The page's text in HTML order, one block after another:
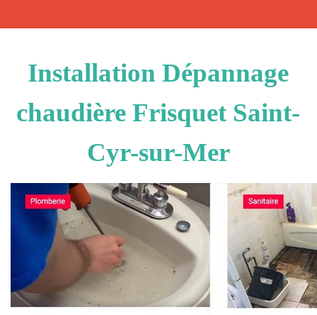
Installation Dépannage
chaudière Frisquet Saint-
Cyr-sur-Mer